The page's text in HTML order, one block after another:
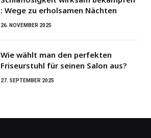
: Wege zu erholsamen Nächten
26. NOVEMBER 2025
Wie wählt man den perfekten
Friseurstuhl für seinen Salon aus?
27. SEPTEMBER 2025